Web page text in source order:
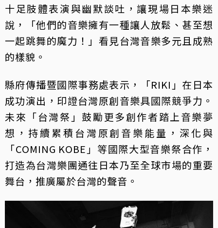
十足肢體表演與幽默談吐，讓現場日本樂迷
說，「他們的音樂擁有一種讓人放鬆、甚至想
一起跳舞的魔力！」看見台灣音樂多元且成熟
的樣貌。
縣府傳播暨國際事務處表示，「RIKI」在日本
成功演出，印證台灣原創音樂具國際競爭力。
未來「台灣祭」鼓勵更多創作者踏上音樂夢
想，持續累積台灣原創音樂能量，深化與
「COMING KOBE」等國際大型音樂祭合作，
打造為台灣樂團通往日本乃至全球市場的重要
舞台，推廣屬於台灣的聲音。